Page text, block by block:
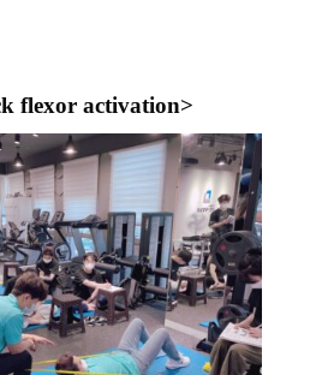
flexor activation>